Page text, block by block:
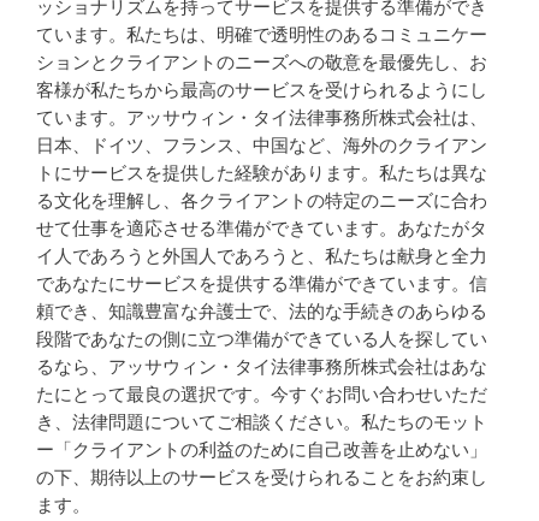
ッショナリズムを持ってサービスを提供する準備ができ
ています。私たちは、明確で透明性のあるコミュニケー
ションとクライアントのニーズへの敬意を最優先し、お
客様が私たちから最高のサービスを受けられるようにし
ています。アッサウィン・タイ法律事務所株式会社は、
日本、ドイツ、フランス、中国など、海外のクライアン
トにサービスを提供した経験があります。私たちは異な
る文化を理解し、各クライアントの特定のニーズに合わ
せて仕事を適応させる準備ができています。あなたがタ
イ人であろうと外国人であろうと、私たちは献身と全力
であなたにサービスを提供する準備ができています。信
頼でき、知識豊富な弁護士で、法的な手続きのあらゆる
段階であなたの側に立つ準備ができている人を探してい
るなら、アッサウィン・タイ法律事務所株式会社はあな
たにとって最良の選択です。今すぐお問い合わせいただ
き、法律問題についてご相談ください。私たちのモット
ー「クライアントの利益のために自己改善を止めない」
の下、期待以上のサービスを受けられることをお約束し
ます。